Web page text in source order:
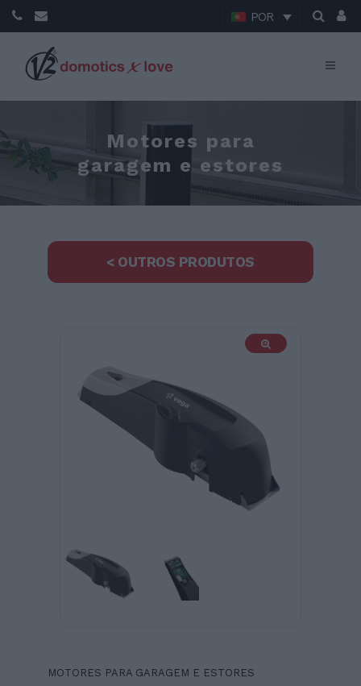
POR
Motores para
garagem e estores
< OUTROS PRODUTOS
MOTORES PARA GARAGEM E ESTORES